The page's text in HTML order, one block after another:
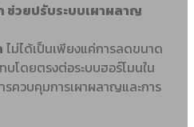
ช่วยปรับระบบเผาผลาญ
ไม่ได้เป็นเพียงแค่การลดขนาด
บโดยตรงต่อระบบฮอร์โมนใน
ควบคุมการเผาผลาญและการ